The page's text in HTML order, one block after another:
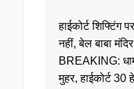
हाईकोर्ट शिफ्टिंग
नहीं, बेल बाबा
BREAKING:
मुहर, हाईकोर्ट 30